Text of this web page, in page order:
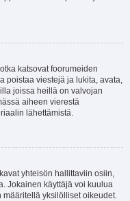
katsovat foorumeiden
poistaa viestejä ja lukita, avata,
joissa heillä on valvojan
aiheen vierestä
lähettämistä.
yhteisön hallittaviin osiin,
Jokainen käyttäjä voi kuulua
yksilölliset oikeudet.